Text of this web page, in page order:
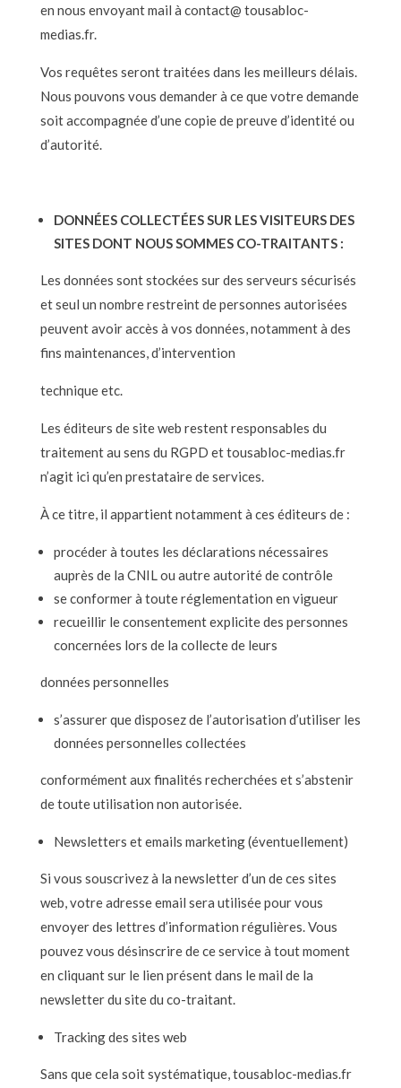
en nous envoyant mail à contact@ tousabloc-
medias.fr.
Vos requêtes seront traitées dans les meilleurs délais.
Nous pouvons vous demander à ce que votre demande
soit accompagnée d’une copie de preuve d’identité ou
d’autorité.
DONNÉES COLLECTÉES SUR LES VISITEURS DES
SITES DONT NOUS SOMMES CO-TRAITANTS :
Les données sont stockées sur des serveurs sécurisés
et seul un nombre restreint de personnes autorisées
peuvent avoir accès à vos données, notamment à des
fins maintenances, d’intervention
technique etc.
Les éditeurs de site web restent responsables du
traitement au sens du RGPD et tousabloc-medias.fr
n’agit ici qu’en prestataire de services.
À ce titre, il appartient notamment à ces éditeurs de :
procéder à toutes les déclarations nécessaires
auprès de la CNIL ou autre autorité de contrôle
se conformer à toute réglementation en vigueur
recueillir le consentement explicite des personnes
concernées lors de la collecte de leurs
données personnelles
s’assurer que disposez de l’autorisation d’utiliser les
données personnelles collectées
conformément aux finalités recherchées et s’abstenir
de toute utilisation non autorisée.
Newsletters et emails marketing (éventuellement)
Si vous souscrivez à la newsletter d’un de ces sites
web, votre adresse email sera utilisée pour vous
envoyer des lettres d’information régulières. Vous
pouvez vous désinscrire de ce service à tout moment
en cliquant sur le lien présent dans le mail de la
newsletter du site du co-traitant.
Tracking des sites web
Sans que cela soit systématique, tousabloc-medias.fr